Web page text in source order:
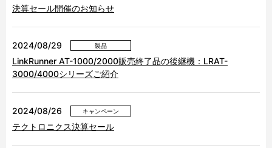
決算セール開催のお知らせ
2024/08/29 製品
LinkRunner AT-1000/2000販売終了品の後継機：LRAT-
3000/4000シリーズご紹介
2024/08/26 キャンペーン
テクトロニクス決算セール